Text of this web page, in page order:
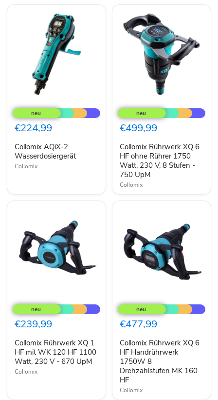
UpM
AQiX-
2
Wasserdosiergerät
€224,99
Collomix AQiX-2
Wasserdosiergerät
Collomix
Rührwerk
XQ
6
HF
Rührer
1750
Watt,
230
V,
8
€499,99
Collomix Rührwerk XQ 6
HF ohne Rührer 1750
Watt, 230 V, 8 Stufen -
750 UpM
Collomix
Rührwerk
XQ
1
HF
WK
120
HF
1100
Watt,
€239,99
Collomix Rührwerk XQ 1
HF mit WK 120 HF 1100
Watt, 230 V - 670 UpM
Collomix
Rührwerk
XQ
6
HF
1750W
8
Drehzahlstufen
MK
160
HF
€477,99
Collomix Rührwerk XQ 6
HF Handrührwerk
1750W 8
Drehzahlstufen MK 160
HF
Collomix